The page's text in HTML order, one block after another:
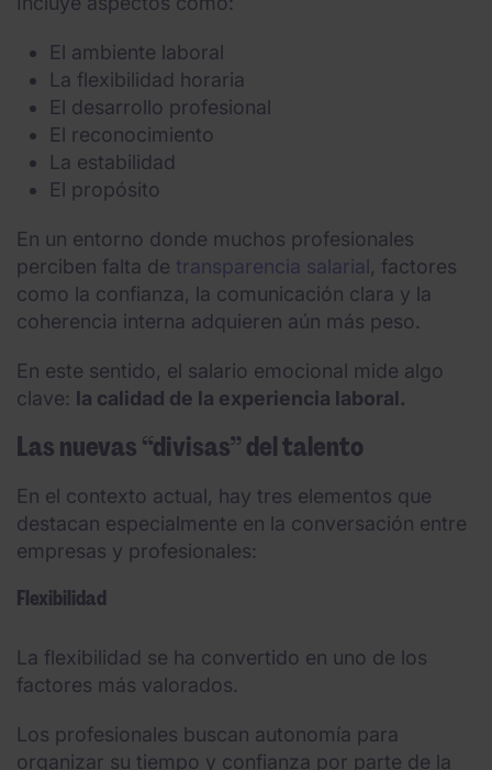
El ambiente laboral
La flexibilidad horaria
El desarrollo profesional
El reconocimiento
La estabilidad
El propósito
En un entorno donde muchos profesionales
perciben falta de transparencia salarial, factores
como la confianza, la comunicación clara y la
coherencia interna adquieren aún más peso.
En este sentido, el salario emocional mide algo
clave: la calidad de la experiencia laboral.
Las nuevas “divisas” del talento
En el contexto actual, hay tres elementos que
destacan especialmente en la conversación entre
empresas y profesionales:
Flexibilidad
La flexibilidad se ha convertido en uno de los
factores más valorados.
Los profesionales buscan autonomía para
organizar su tiempo y confianza por parte de la